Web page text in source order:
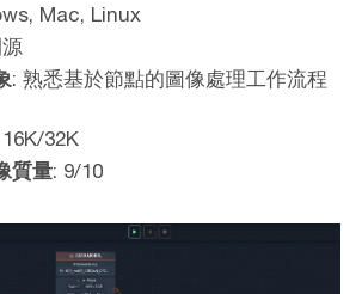
Mac, Linux
: 熟悉基於節點的圖像處理工作流程
32K
質量: 9/10